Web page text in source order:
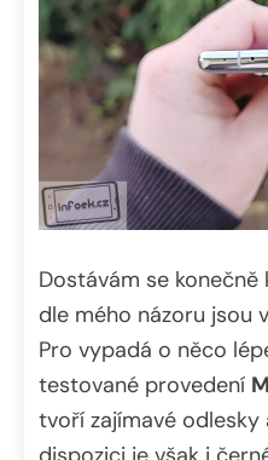
Dostávám se
dle mého názoru jsou
Pro vypadá o něco
testované provedení
tvoří zajímavé odlesky